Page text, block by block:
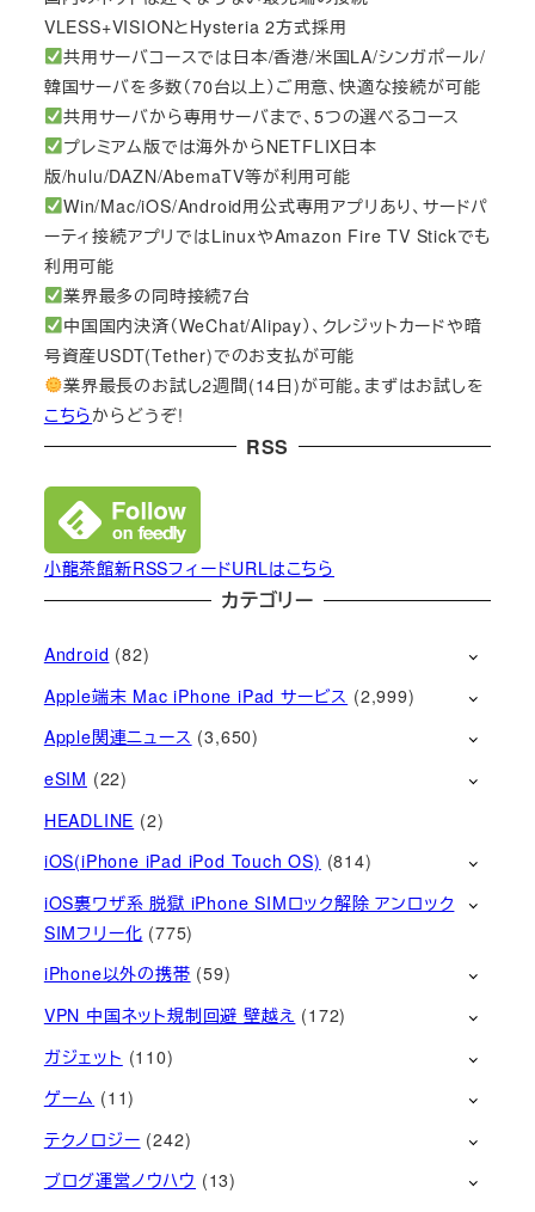
VLESS+VISIONとHysteria 2方式採用
共用サーバコースでは日本/香港/米国LA/シンガポール/
韓国サーバを多数（70台以上）ご用意、快適な接続が可能
共用サーバから専用サーバまで、5つの選べるコース
プレミアム版では海外からNETFLIX日本
版/hulu/DAZN/AbemaTV等が利用可能
Win/Mac/iOS/Android用公式専用アプリあり、サードパ
ーティ接続アプリではLinuxやAmazon Fire TV Stickでも
利用可能
業界最多の同時接続7台
中国国内決済（WeChat/Alipay）、クレジットカードや暗
号資産USDT(Tether)でのお支払が可能
業界最長のお試し2週間(14日)が可能。まずはお試しを
こちらからどうぞ!
RSS
小龍茶館新RSSフィードURLはこちら
カテゴリー
Android (82)
Apple端末 Mac iPhone iPad サービス (2,999)
Apple関連ニュース (3,650)
eSIM (22)
HEADLINE (2)
iOS(iPhone iPad iPod Touch OS) (814)
iOS裏ワザ系 脱獄 iPhone SIMロック解除 アンロック
SIMフリー化 (775)
iPhone以外の携帯 (59)
VPN 中国ネット規制回避 壁越え (172)
ガジェット (110)
ゲーム (11)
テクノロジー (242)
ブログ運営ノウハウ (13)